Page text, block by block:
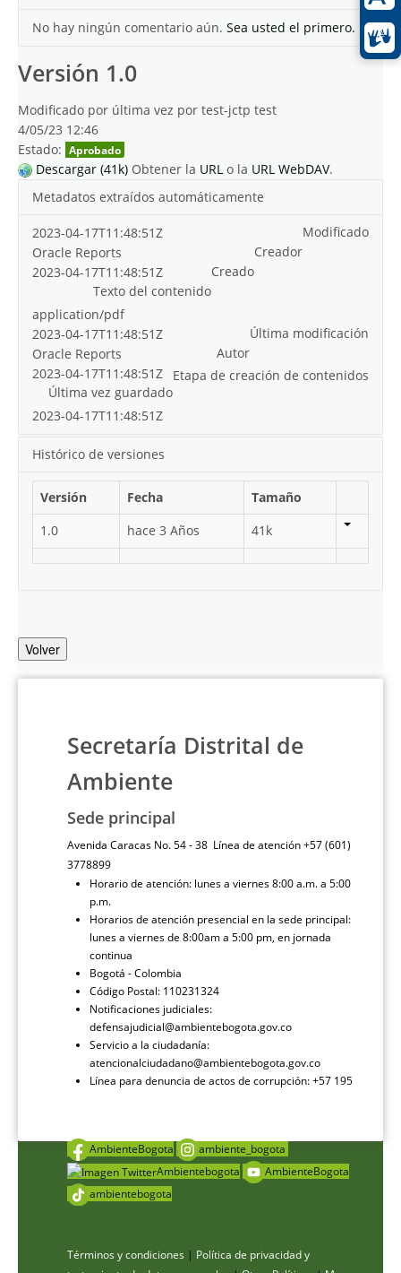
No hay ningún comentario aún. Sea usted el primero.
Versión 1.0
Modificado por última vez por test-jctp test
4/05/23 12:46
Estado: Aprobado
Descargar (41k) Obtener la URL o la URL WebDAV.
Metadatos extraídos automáticamente
Modificado
2023-04-17T11:48:51Z
Creador
Oracle Reports
Creado
2023-04-17T11:48:51Z
Texto del contenido
application/pdf
Última modificación
2023-04-17T11:48:51Z
Autor
Oracle Reports
Etapa de creación de contenidos
2023-04-17T11:48:51Z
Última vez guardado
2023-04-17T11:48:51Z
Histórico de versiones
Versión Fecha
Tamaño
1.0
hace 3 Años 41k
Volver
Secretaría Distrital de
Ambiente
Sede principal
Avenida Caracas No. 54 - 38 Línea de atención +57 (601)
3778899
Horario de atención: lunes a viernes 8:00 a.m. a 5:00
p.m.
Horarios de atención presencial en la sede principal:
lunes a viernes de 8:00am a 5:00 pm, en jornada
continua
Bogotá - Colombia
Código Postal: 110231324
Notificaciones judiciales:
defensajudicial@ambientebogota.gov.co
Servicio a la ciudadanía:
atencionalciudadano@ambientebogota.gov.co
Línea para denuncia de actos de corrupción: +57 195
AmbienteBogota
ambiente_bogota
Ambientebogota
AmbienteBogota
ambientebogota
Términos y condiciones | Política de privacidad y